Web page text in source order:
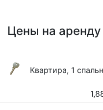
Цены на
Квартира, 1